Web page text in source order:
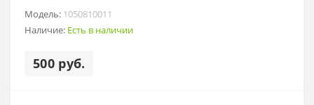
Модель: 1050810011
Наличие: Есть в наличии
500 руб.